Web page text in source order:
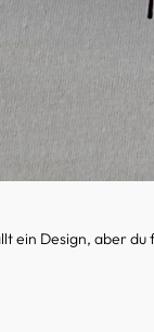
Design, aber